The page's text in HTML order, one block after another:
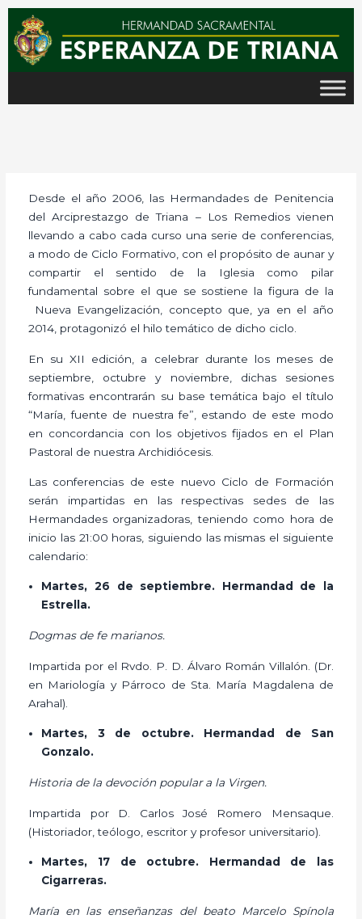
contenido
Desde el año 2006, las Hermandades de Penitencia
del Arciprestazgo de Triana – Los Remedios vienen
llevando a cabo cada curso una serie de conferencias,
a modo de Ciclo Formativo, con el propósito de aunar y
compartir el sentido de la Iglesia como pilar
fundamental sobre el que se sostiene la figura de la
Nueva Evangelización, concepto que, ya en el año
2014, protagonizó el hilo temático de dicho ciclo.
En su XII edición, a celebrar durante los meses de
septiembre, octubre y noviembre, dichas sesiones
formativas encontrarán su base temática bajo el título
“María, fuente de nuestra fe”, estando de este modo
en concordancia con los objetivos fijados en el Plan
Pastoral de nuestra Archidiócesis.
Las conferencias de este nuevo Ciclo de Formación
serán impartidas en las respectivas sedes de las
Hermandades organizadoras, teniendo como hora de
inicio las 21:00 horas, siguiendo las mismas el siguiente
calendario:
Martes, 26 de septiembre. Hermandad de la
Estrella.
Dogmas de fe marianos.
Impartida por el Rvdo. P. D. Álvaro Román Villalón. (Dr.
en Mariología y Párroco de Sta. María Magdalena de
Arahal).
Martes, 3 de octubre. Hermandad de San
Gonzalo.
Historia de la devoción popular a la Virgen.
Impartida por D. Carlos José Romero Mensaque.
(Historiador, teólogo, escritor y profesor universitario).
Martes, 17 de octubre. Hermandad de las
Cigarreras.
María en las enseñanzas del beato Marcelo Spínola